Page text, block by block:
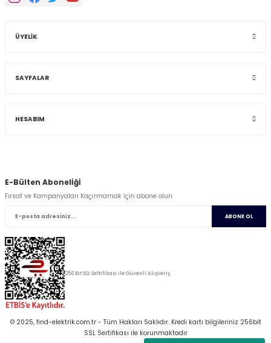
ÜYELİK
SAYFALAR
HESABIM
E-Bülten Abonelİğİ
Fırsat ve Kampanyaları Kaçırmamak İçin abone olun
ABONE OL
256 Bit SSL Seltifikası ile Güvenli Alışveriş
© 2025, find-elektrik.com.tr - Tüm Hakları Saklıdır. Kredi kartı bilgileriniz 256bit
SSL Sertifikası ile korunmaktadır